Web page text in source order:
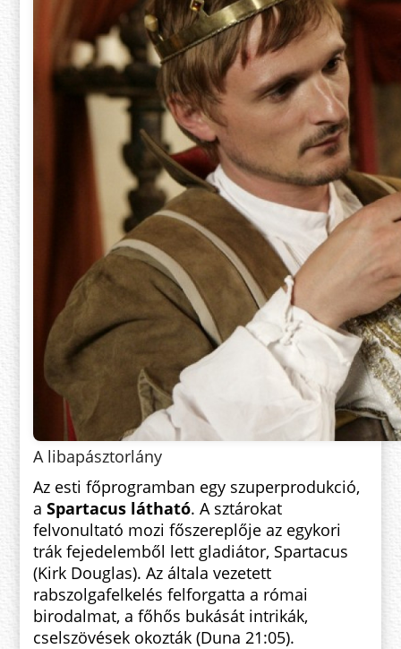
A libapásztorlány
Az esti főprogramban egy szuperprodukció,
aSpartacus látható. A sztárokat
felvonultató mozi főszereplője az egykori
trák fejedelemből lett gladiátor, Spartacus
(Kirk Douglas). Az általa vezetett
rabszolgafelkelés felforgatta a római
birodalmat, a főhős bukását intrikák,
cselszövések okozták (Duna 21:05).